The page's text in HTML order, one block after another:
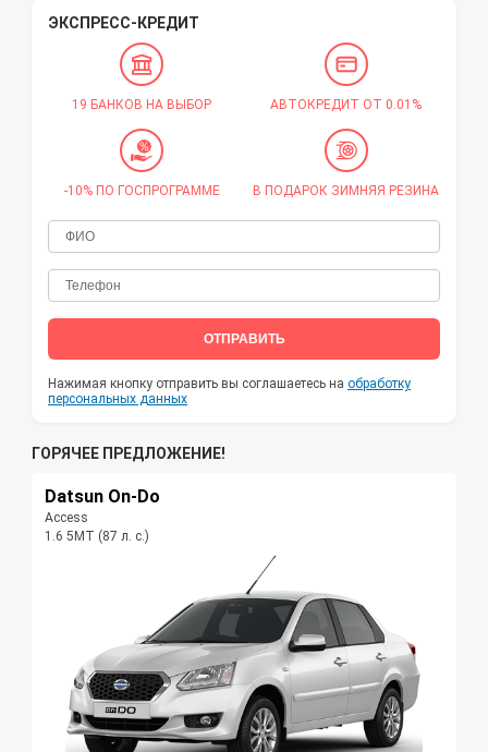
ЭКСПРЕСС-КРЕДИТ
19 БАНКОВ НА ВЫБОР АВТОКРЕДИТ ОТ 0.01%
-10% ПО ГОСПРОГРАММЕ В ПОДАРОК ЗИМНЯЯ РЕЗИНА
ОТПРАВИТЬ
Нажимая кнопку отправить вы соглашаетесь на обработку
персональных данных
ГОРЯЧЕЕ ПРЕДЛОЖЕНИЕ!
Datsun On-Do
Access
1.6 5MT (87 л. с.)